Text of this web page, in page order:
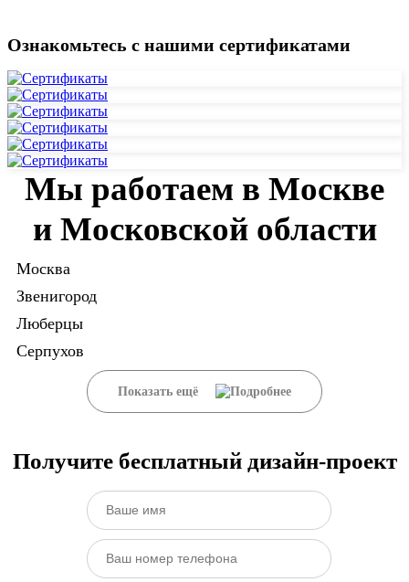
Ознакомьтесь с нашими сертификатами
Мы работаем в Москве
и Московской области
Москва
Звенигород
Люберцы
Серпухов
Показать ещё
Получите бесплатный дизайн-проект